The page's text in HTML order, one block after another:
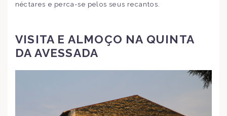
néctares e perca-se pelos seus recantos.
VISITA E ALMOÇO NA QUINTA
DA AVESSADA